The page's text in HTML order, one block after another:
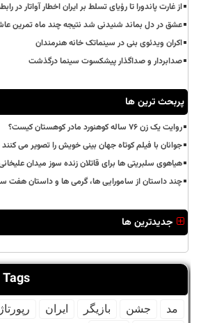
از غارت پاندورا تا رؤیای تسلط بر ایران اخطار آواتار در
عشق در دل بماند شنیدنی شد نتیجه چند ماه تمرین
اکران ویدئوی بنی در سینماتک خانه هنرمندان
صدابردار و صداگذار پیشکسوت سینما درگذشت
پربحث ترین ها
روایت یک زن ۷۶ ساله کوهنورد مادر کوهستان کیست؟
جوانان با فیلم کوتاه جهان بینی خویش را تصویر می
هیاهوی سلبریتی ها برای قاتلان زنده سوز میدان
چند داستان از سامورایی ها، گرمی ها و داستان هفت
جدیدترین ها
مد جشن بازیگر ایران رپورتاژ